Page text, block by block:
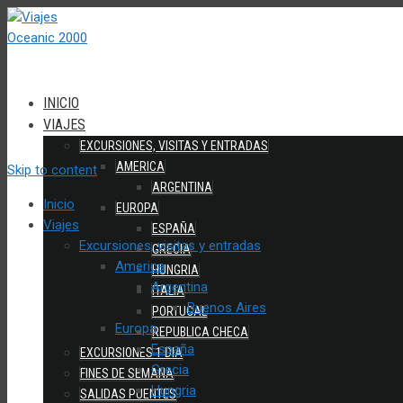
INICIO
VIAJES
EXCURSIONES, VISITAS Y ENTRADAS
AMERICA
ARGENTINA
EUROPA
ESPAÑA
GRECIA
HUNGRIA
ITALIA
PORTUGAL
REPUBLICA CHECA
EXCURSIONES 1 DIA
FINES DE SEMANA
SALIDAS PUENTES
Skip to content
Inicio
Viajes
Excursiones, visitas y entradas
America
Argentina
Buenos Aires
Europa
España
Grecia
Hungria